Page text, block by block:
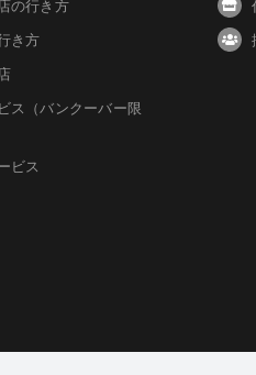
店の行き方
き方
ス（バンクーバー限
ビス